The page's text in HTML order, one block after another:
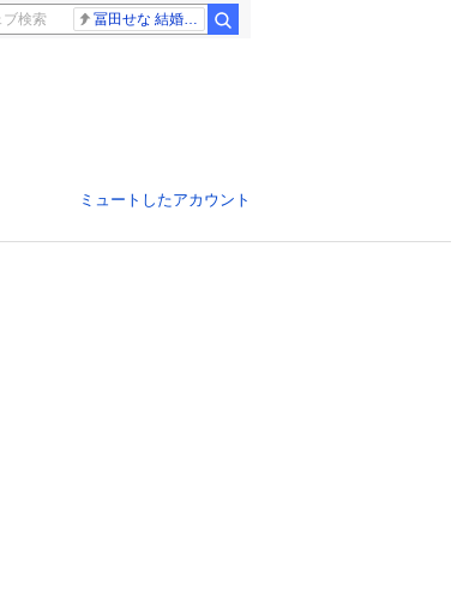
冨田せな 結婚発表
ミュートしたアカウント